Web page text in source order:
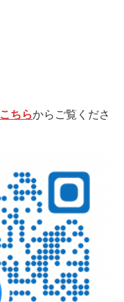
こちらからご覧くださ